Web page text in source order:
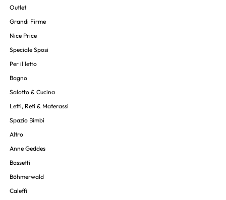
Outlet
Grandi Firme
Nice Price
Speciale Sposi
Per il letto
Bagno
Salotto & Cucina
Letti, Reti & Materassi
Spazio Bimbi
Altro
Anne Geddes
Bassetti
Böhmerwald
Caleffi